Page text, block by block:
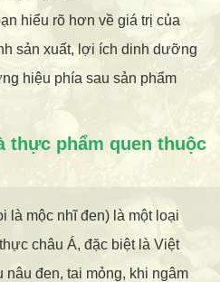
hiểu rõ hơn về giá trị của
sản xuất, lợi ích dinh dưỡng
hiệu phía sau sản phẩm
thực phẩm quen thuộc
là mộc nhĩ đen) là một loại
châu Á, đặc biệt là Việt
nâu đen, tai mỏng, khi ngâm